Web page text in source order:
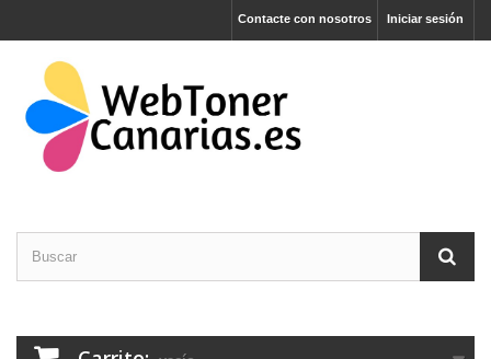
Iniciar sesión
Contacte con nosotros